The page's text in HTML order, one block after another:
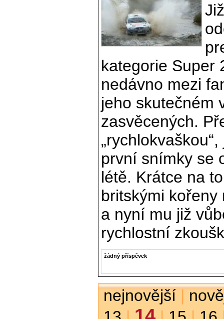
kategorie Super
nedávno mezi
jeho skutečném
zasvěcených.
první snímky se
létě. Krátce na
britskými
a nyní mu již
rychlostní
žádný příspěvek
nejnovější|